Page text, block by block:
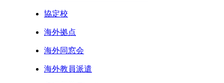
協定校
海外拠点
海外同窓会
海外教員派遣